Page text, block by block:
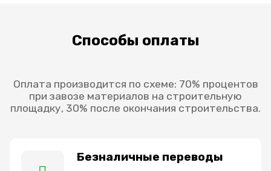
Способы оплаты
Оплата производится по схеме: 70% процентов
при завозе материалов на строительную
площадку, 30% после окончания строительства.
Безналичные переводы